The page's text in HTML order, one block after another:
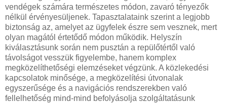
vendégek számára természetes módon, zavaró tényezők
nélkül érvényesüljenek. Tapasztalataink szerint a legjobb
biztonság az, amelyet az ügyfelek észre sem vesznek, mert
olyan magától értetődő módon működik. Helyszín
kiválasztásunk során nem pusztán a repülőtértől való
távolságot vesszük figyelembe, hanem komplex
megközelíthetőségi elemzéseket végzünk. A közlekedési
kapcsolatok minősége, a megközelítési útvonalak
egyszerűsége és a navigációs rendszerekben való
fellelhetőség mind-mind befolyásolja szolgáltatásunk